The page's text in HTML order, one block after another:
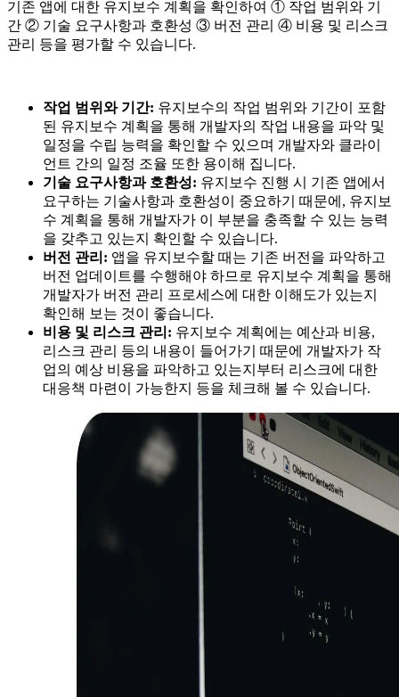
기존 앱에 대한 유지보수 계획을 확인하여 ① 작업 범위와 기
간 ② 기술 요구사항과 호환성 ③ 버전 관리 ④ 비용 및 리스크
관리 등을 평가할 수 있습니다.
작업 범위와 기간: 유지보수의 작업 범위와 기간이 포함
된 유지보수 계획을 통해 개발자의 작업 내용을 파악 및
일정을 수립 능력을 확인할 수 있으며 개발자와 클라이
언트 간의 일정 조율 또한 용이해 집니다.
기술 요구사항과 호환성: 유지보수 진행 시 기존 앱에서
요구하는 기술사항과 호환성이 중요하기 때문에, 유지보
수 계획을 통해 개발자가 이 부분을 충족할 수 있는 능력
을 갖추고 있는지 확인할 수 있습니다.
버전 관리: 앱을 유지보수할 때는 기존 버전을 파악하고
버전 업데이트를 수행해야 하므로 유지보수 계획을 통해
개발자가 버전 관리 프로세스에 대한 이해도가 있는지
확인해 보는 것이 좋습니다.
비용 및 리스크 관리: 유지보수 계획에는 예산과 비용,
리스크 관리 등의 내용이 들어가기 때문에 개발자가 작
업의 예상 비용을 파악하고 있는지부터 리스크에 대한
대응책 마련이 가능한지 등을 체크해 볼 수 있습니다.